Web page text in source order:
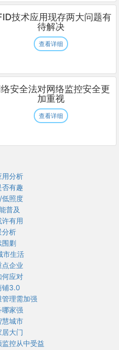
技术应用现存两大问题有
待解决
查看详细
络安全法对网络监控安全更
加重视
查看详细
用分析
有趣
低照度
普及
有用
分析
围剿
市生活
企业
何应对
铺3.0
理需加强
家强
慧城市
大门
控从中受益